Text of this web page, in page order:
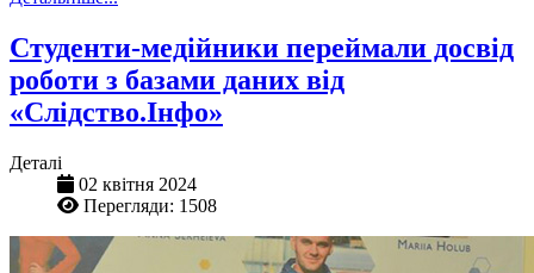
Студенти-медійники переймали досвід
роботи з базами даних від
«Слідство.Інфо»
Деталі
02 квітня 2024
Перегляди: 1508